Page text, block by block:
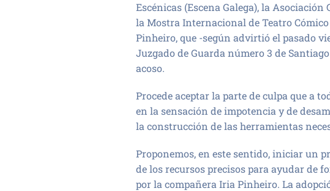
Escénicas (Escena Galega), la
la Mostra Internacional de Teatro
Pinheiro, que -según advirtió el pasado
Juzgado de Guarda número 3 de
acoso.
Procede aceptar la parte de culpa que a
en la sensación de impotencia y de
la construcción de las herramientas
Proponemos, en este sentido, iniciar un
de los recursos precisos para ayudar de
por la compañera Iria Pinheiro. La